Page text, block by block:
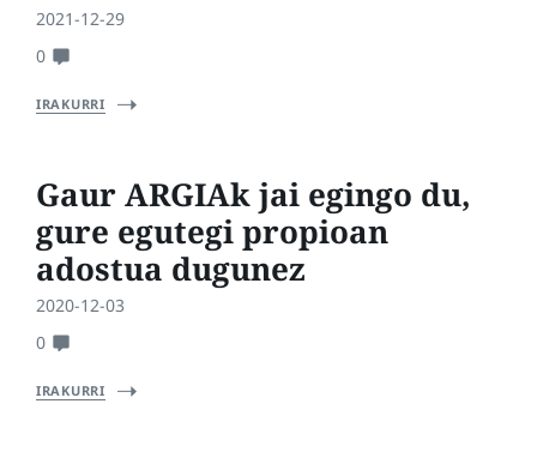
2021-12-29
0
IRAKURRI
Gaur ARGIAk jai egingo du,
gure egutegi propioan
adostua dugunez
2020-12-03
0
IRAKURRI